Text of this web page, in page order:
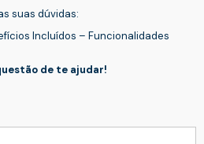
suas dúvidas:
Incluídos – Funcionalidades
de te ajudar!